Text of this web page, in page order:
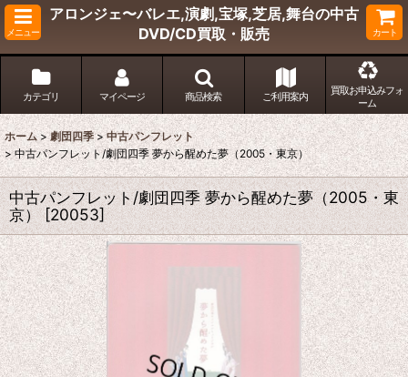
メニュー
アロンジェ〜バレエ,演劇,宝塚,芝居,舞台の中古
DVD/CD買取・販売
カート
カテゴリ マイページ 商品検索 ご利用案内
買取お申込みフォ
ーム
ホーム > 劇団四季 > 中古パンフレット
> 中古パンフレット/劇団四季 夢から醒めた夢（2005・東京）
中古パンフレット/劇団四季 夢から醒めた夢（2005・東
京） [20053]